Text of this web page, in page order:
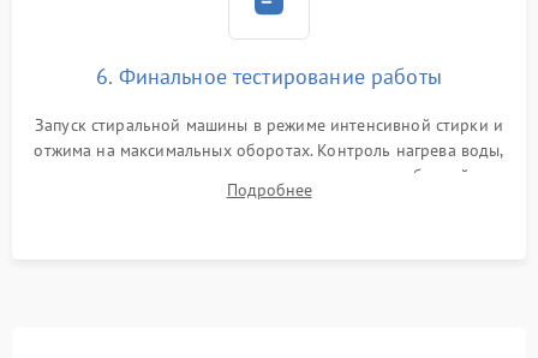
6. Финальное тестирование работы
Запуск стиральной машины в режиме интенсивной стирки и
отжима на максимальных оборотах. Контроль нагрева воды,
корректности слива, отсутствия излишних вибраций,
посторонних стуков и протечек под корпусом.
Подробнее